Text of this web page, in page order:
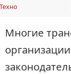
Техно
Многие